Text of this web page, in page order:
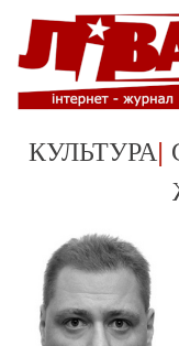
КУЛЬТУРА|